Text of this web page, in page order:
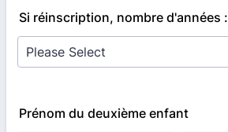
Si réinscription, nombre d'années :
Prénom du deuxième enfant